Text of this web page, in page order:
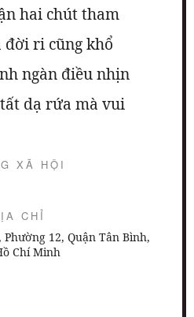
hai chút tham
đời ri cũng khổ
ngàn điều nhịn
dạ rứa mà vui
XÃ HỘI
CHỈ
12, Quận Tân Bình,
Chí Minh